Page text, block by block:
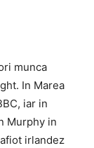
munca
In Marea
iar in
Murphy in
irlandez